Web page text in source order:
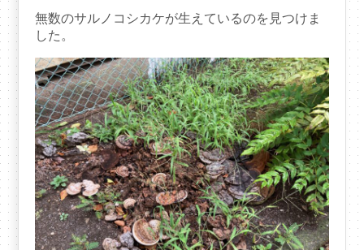
無数のサルノコシカケが生えているのを見つけま
した。